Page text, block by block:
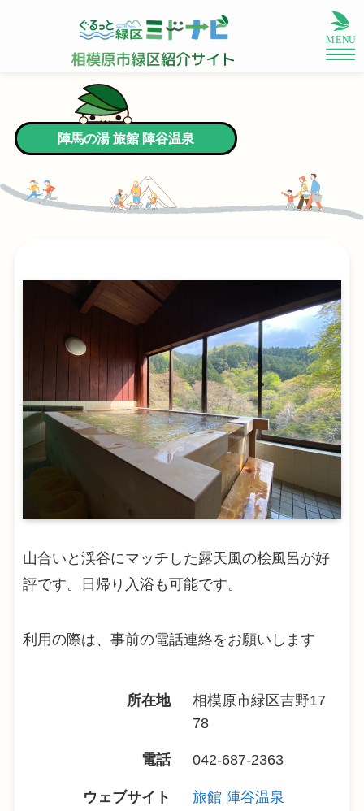
陣馬の湯 旅館 陣谷温泉
山合いと渓谷にマッチした露天風の桧風呂が好
評です。日帰り入浴も可能です。
利用の際は、事前の電話連絡をお願いします
所在地
相模原市緑区吉野17
78
電話 042-687-2363
ウェブサイト 旅館 陣谷温泉